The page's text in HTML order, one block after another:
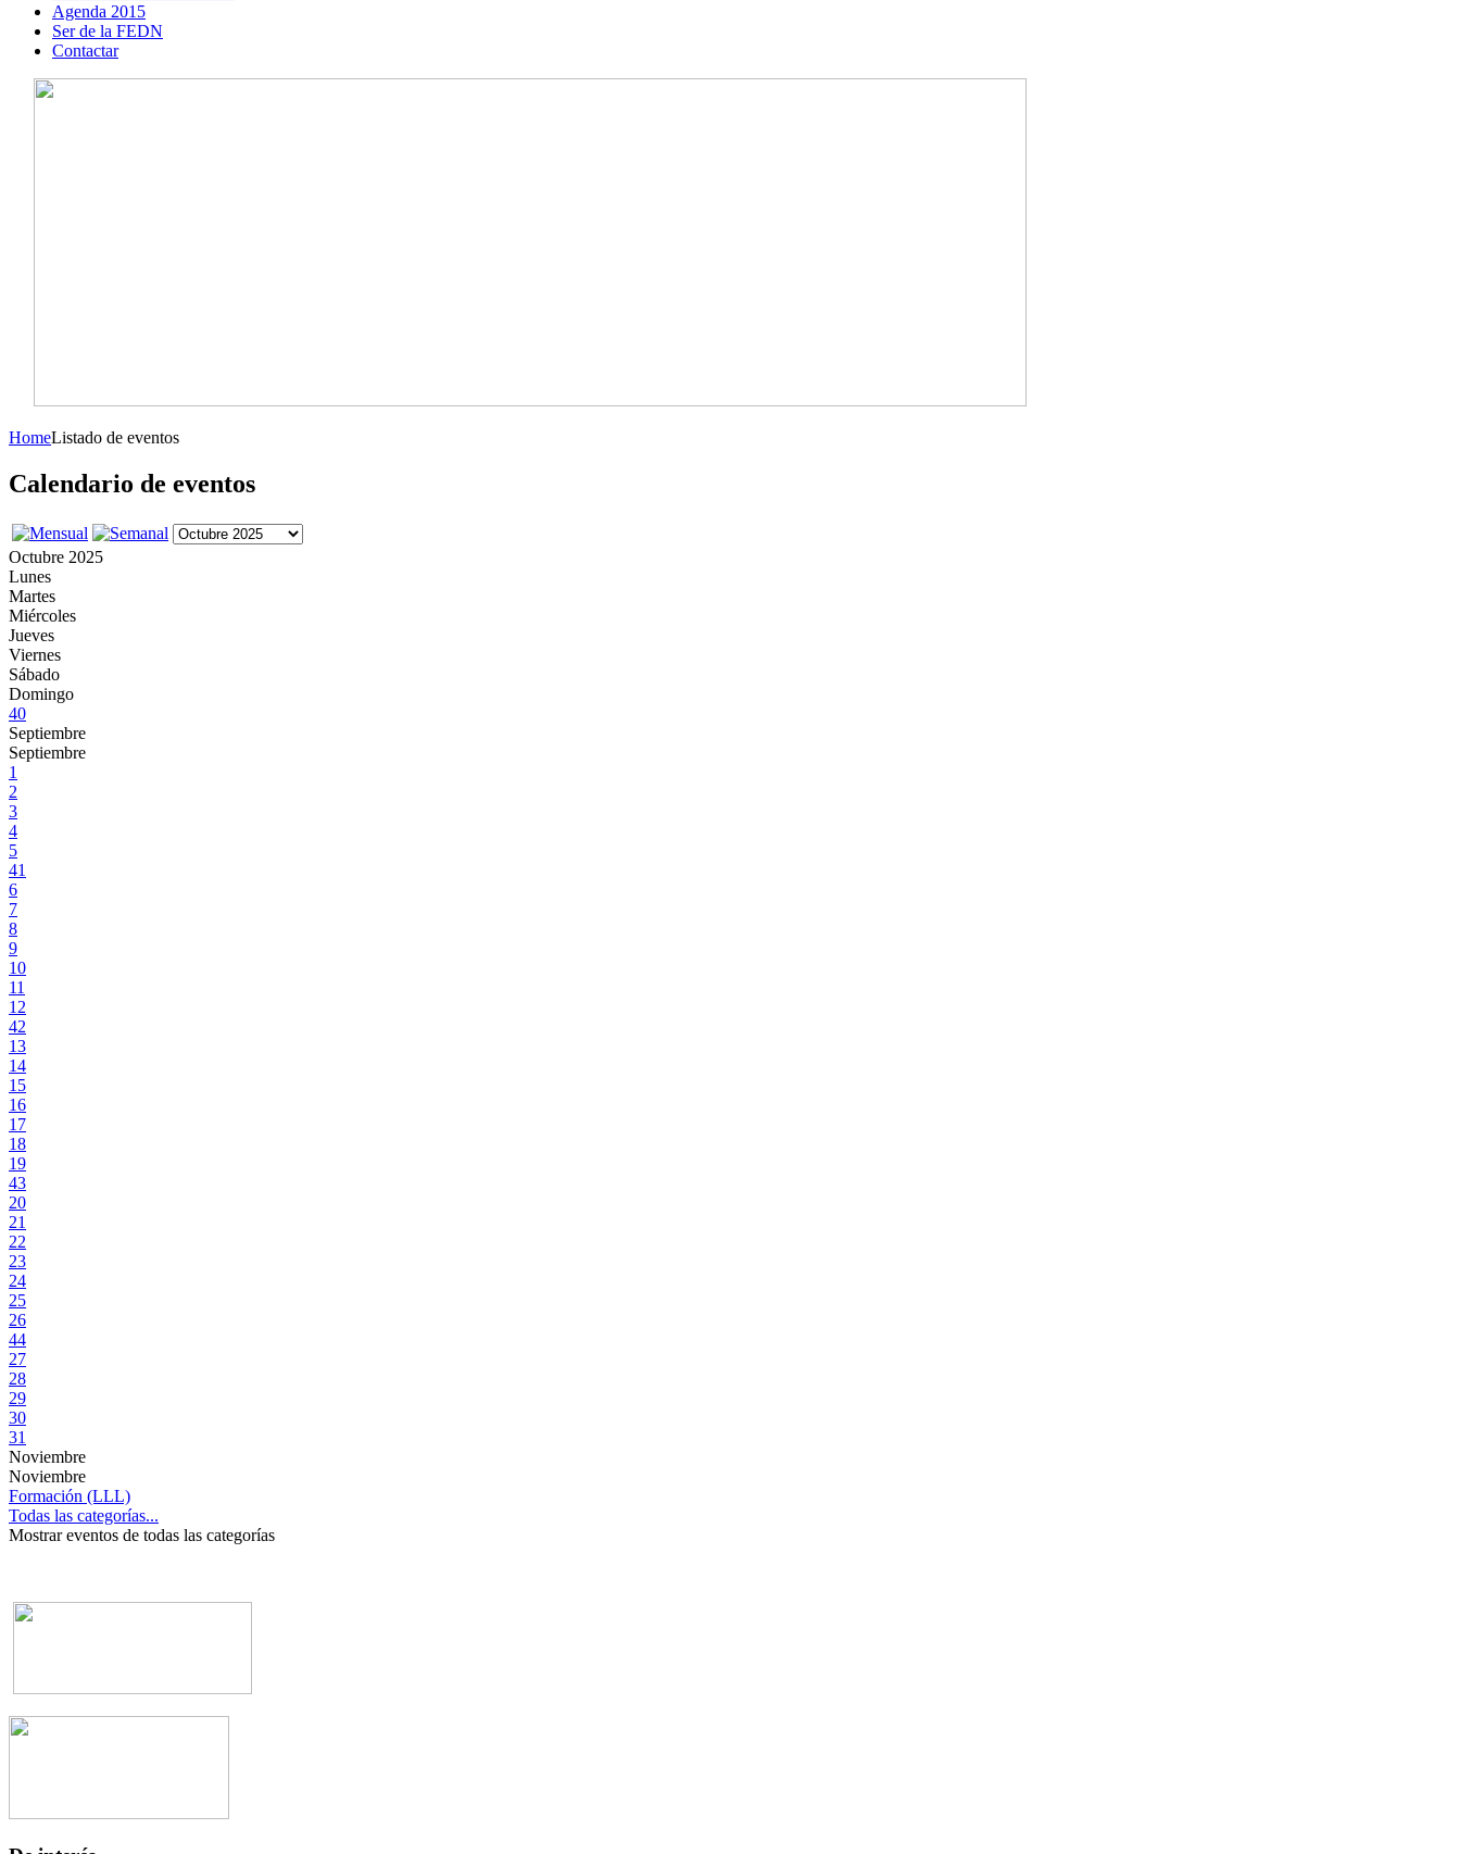
Agenda 2015
Ser de la FEDN
Contactar
HomeListado de eventos
Calendario de eventos
Octubre 2025
Lunes
Martes
Miércoles
Jueves
Viernes
Sábado
Domingo
40
Septiembre
Septiembre
1
2
3
4
5
41
6
7
8
9
10
11
12
42
13
14
15
16
17
18
19
43
20
21
22
23
24
25
26
44
27
28
29
30
31
Noviembre
Noviembre
Formación (LLL)
Todas las categorías...
Mostrar eventos de todas las categorías